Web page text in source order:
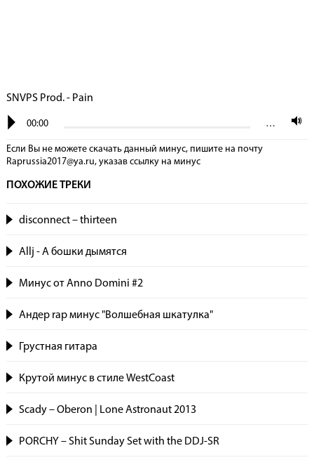
SNVPS Prod. - Pain
00:00 …
Если Вы не можете скачать данный минус, пишите на почту
Raprussia2017@ya.ru, указав сcылку на минус
ПОХОЖИЕ ТРЕКИ
disconnect – thirteen
Allj - А бошки дымятся
Минус от Anno Domini #2
Андер rap минус "Волшебная шкатулка"
Грустная гитара
Крутой минус в стиле WestCoast
Scady – Oberon | Lone Astronaut 2013
PORCHY – Shit Sunday Set with the DDJ-SR